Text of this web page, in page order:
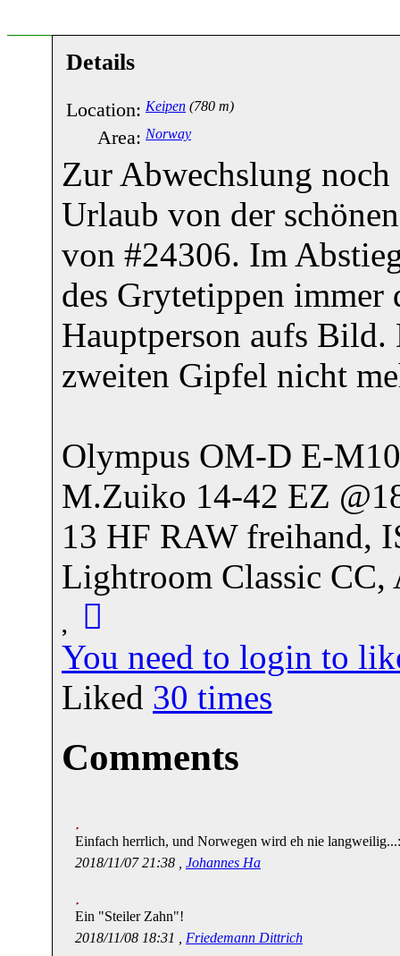
Details
Location: Keipen (780 m)
Area: Norway
Zur Abwechslung noch
Urlaub von der
von #24306. Im
des Grytetippen
Hauptperson aufs
zweiten Gipfel nicht
Olympus OM-D E-M10
M.Zuiko 14-42 EZ
13 HF RAW freihand,
Lightroom Classic
You need to login to
Liked 30 times
Comments
Einfach herrlich, und Norwegen wird eh nie
2018/11/07 21:38 , Johannes Ha
Ein "Steiler Zahn"!
2018/11/08 18:31 , Friedemann Dittrich